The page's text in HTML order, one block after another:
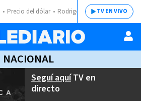
Precio del dólar Rodrigo ChavesTV EN VIVO
NACIONAL
Seguí aquíTV en
directo